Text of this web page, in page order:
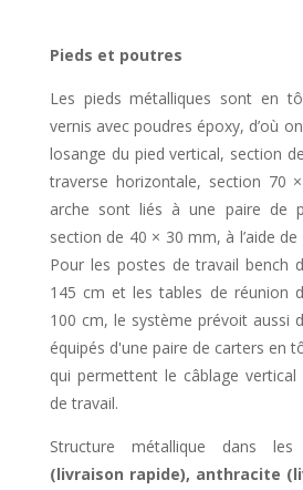
Pieds et poutres
Les pieds métalliques sont en
vernis avec poudres époxy, d’où
losange du pied vertical, section
traverse horizontale, section 70
arche sont liés à une paire de
section de 40 × 30 mm, à l’aide
Pour les postes de travail bench
145 cm et les tables de réunion
100 cm, le système prévoit aussi
équipés d'une paire de carters en
qui permettent le câblage vertical
de travail.
Structure métallique dans
(livraison rapide), anthracite